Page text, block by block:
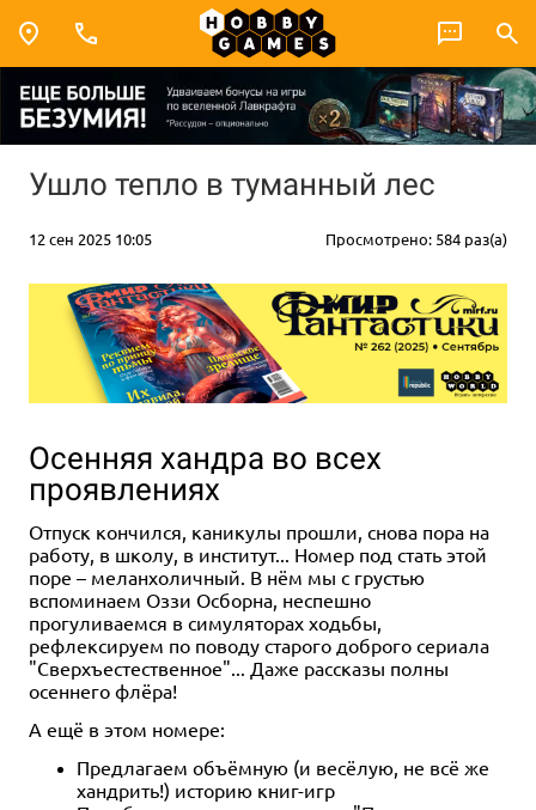
Ушло тепло в туманный лес
12 сен 2025 10:05 Просмотрено: 584 раз(а)
Осенняя хандра во всех
проявлениях
Отпуск кончился, каникулы прошли, снова пора на
работу, в школу, в институт... Номер под стать этой
поре – меланхоличный. В нём мы с грустью
вспоминаем Оззи Осборна, неспешно
прогуливаемся в симуляторах ходьбы,
рефлексируем по поводу старого доброго сериала
"Сверхъестественное"... Даже рассказы полны
осеннего флёра!
А ещё в этом номере:
Предлагаем объёмную (и весёлую, не всё же
хандрить!) историю книг-игр